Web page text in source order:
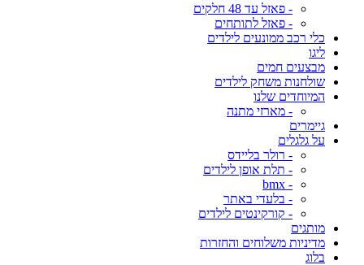
- פאזל עד 48 חלקים
- פאזל לתותחים
כלי רכב ממונעים לילדים
ליגו
מבצעים חמים
שולחנות משחק לילדים
המיוחדים שלנו
- מארזי מתנה
גיימרים
על גלגלים
- רולר בליידס
- תלת אופן לילדים
- bmx
- בלעדי באתר
- קורקינטים לילדים
מותגים
מדיניות משלוחים והחזרות
בלוג